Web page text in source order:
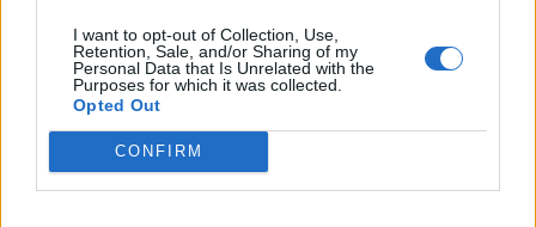
I want to opt-out of Collection, Use,
Retention, Sale, and/or Sharing of my
Personal Data that Is Unrelated with the
Purposes for which it was collected.
Opted Out
CONFIRM
aquest navegador per a la propera vegada que comenti.